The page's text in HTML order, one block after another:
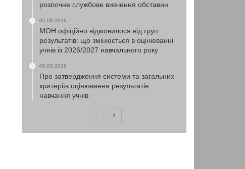
розпочне службове вивчення обставин
05.08.2026
МОН офіційно відмовилося від груп
результатів: що змінюється в оцінюванні
учнів із 2026/2027 навчального року
05.08.2026
Про затвердження системи та загальних
критеріїв оцінювання результатів
навчання учнів
ПопередняНаступна